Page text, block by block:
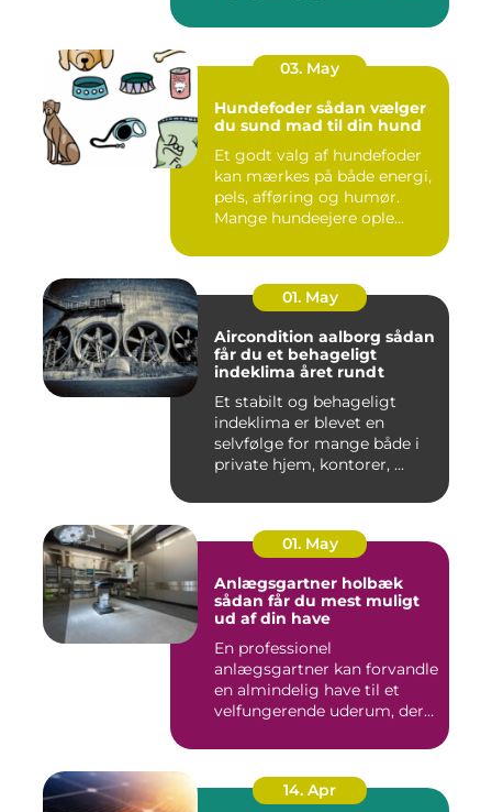
03. May
Hundefoder sådan vælger
du sund mad til din hund
Et godt valg af hundefoder
kan mærkes på både energi,
pels, afføring og humør.
Mange hundeejere ople...
01. May
Aircondition aalborg sådan
får du et behageligt
indeklima året rundt
Et stabilt og behageligt
indeklima er blevet en
selvfølge for mange både i
private hjem, kontorer, ...
01. May
Anlægsgartner holbæk
sådan får du mest muligt
ud af din have
En professionel
anlægsgartner kan forvandle
en almindelig have til et
velfungerende uderum, der
14. Apr